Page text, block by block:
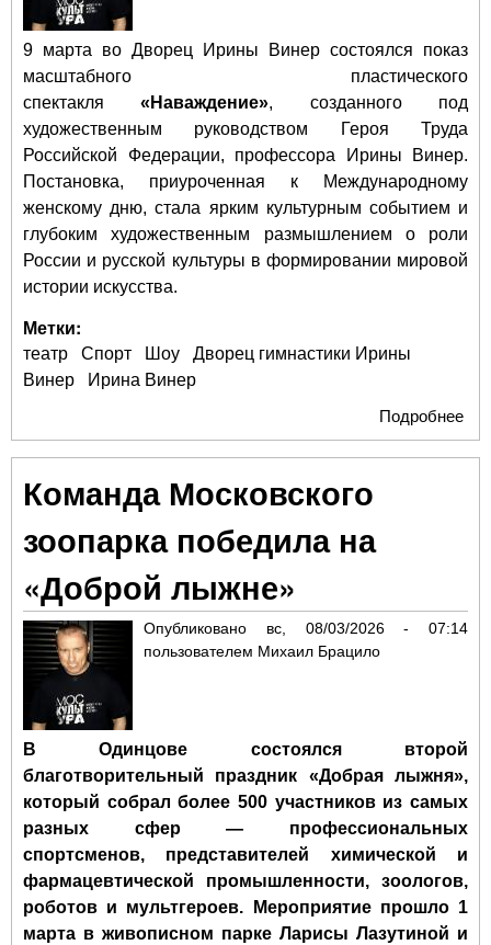
9 марта во Дворец Ирины Винер состоялся показ
масштабного пластического
спектакля«Наваждение», созданного под
художественным руководством Героя Труда
Российской Федерации, профессора Ирины Винер.
Постановка, приуроченная к Международному
женскому дню, стала ярким культурным событием и
глубоким художественным размышлением о роли
России и русской культуры в формировании мировой
истории искусства.
Метки:
театр Спорт Шоу
Дворец гимнастики Ирины
Винер
Ирина Винер
Подробнее
во
Команда Московского
зоопарка победила на
«Доброй лыжне»
Опубликовано вс, 08/03/2026 - 07:14
пользователем Михаил Брацило
В Одинцове состоялся второй
благотворительный праздник «Добрая лыжня»,
который собрал более 500 участников из самых
разных сфер — профессиональных
спортсменов, представителей химической и
фармацевтической промышленности, зоологов,
роботов и мультгероев. Мероприятие прошло 1
марта в живописном парке Ларисы Лазутиной и